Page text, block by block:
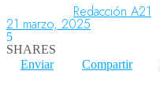
Aeropuertos
Columnistas
Redacción A21
21 marzo, 2025
5
SHARES
Enviar
Compartir